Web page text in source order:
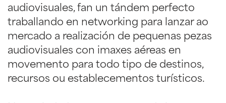
audiovisuales, fan un tándem perfecto
traballando en networking para lanzar ao
mercado a realización de pequenas pezas
audiovisuales con imaxes aéreas en
movemento para todo tipo de destinos,
recursos ou establecementos turísticos.